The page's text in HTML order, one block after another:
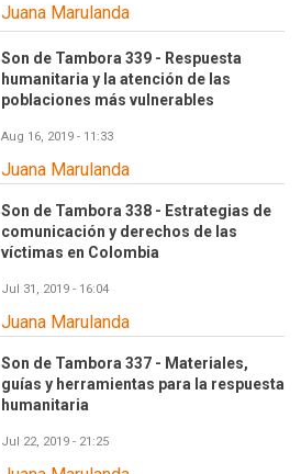
Juana Marulanda
Son de Tambora 339 - Respuesta
humanitaria y la atención de las
poblaciones más vulnerables
Aug 16, 2019 - 11:33
Juana Marulanda
Son de Tambora 338 - Estrategias de
comunicación y derechos de las
víctimas en Colombia
Jul 31, 2019 - 16:04
Juana Marulanda
Son de Tambora 337 - Materiales,
guías y herramientas para la respuesta
humanitaria
Jul 22, 2019 - 21:25